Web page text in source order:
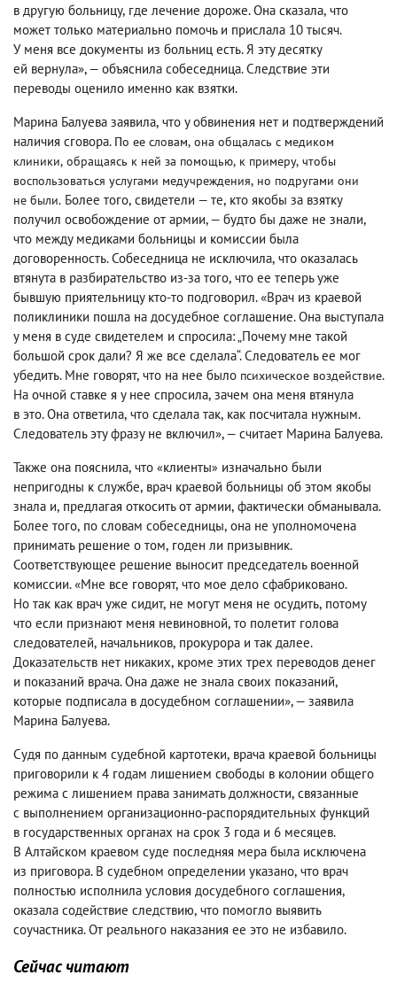
в другую больницу, где лечение дороже. Она сказала, что
может только материально помочь и прислала 10 тысяч.
У меня все документы из больниц есть. Я эту десятку
ей вернула», — объяснила собеседница. Следствие эти
переводы оценило именно как взятки.
Марина Балуева заявила, что у обвинения нет и подтверждений
наличия сговора. По ее словам, она общалась с медиком
клиники, обращаясь к ней за помощью, к примеру, чтобы
воспользоваться услугами медучреждения, но подругами они
не были. Более того, свидетели — те, кто якобы за взятку
получил освобождение от армии, — будто бы даже не знали,
что между медиками больницы и комиссии была
договоренность. Собеседница не исключила, что оказалась
втянута в разбирательство из-за того, что ее теперь уже
бывшую приятельницу кто-то подговорил. «Врач из краевой
поликлиники пошла на досудебное соглашение. Она выступала
у меня в суде свидетелем и спросила: „Почему мне такой
большой срок дали? Я же все сделала“. Следователь ее мог
убедить. Мне говорят, что на нее было психическое воздействие.
На очной ставке я у нее спросила, зачем она меня втянула
в это. Она ответила, что сделала так, как посчитала нужным.
Следователь эту фразу не включил», — считает Марина Балуева.
Также она пояснила, что «клиенты» изначально были
непригодны к службе, врач краевой больницы об этом якобы
знала и, предлагая откосить от армии, фактически обманывала.
Более того, по словам собеседницы, она не уполномочена
принимать решение о том, годен ли призывник.
Соответствующее решение выносит председатель военной
комиссии. «Мне все говорят, что мое дело сфабриковано.
Но так как врач уже сидит, не могут меня не осудить, потому
что если признают меня невиновной, то полетит голова
следователей, начальников, прокурора и так далее.
Доказательств нет никаких, кроме этих трех переводов денег
и показаний врача. Она даже не знала своих показаний,
которые подписала в досудебном соглашении», — заявила
Марина Балуева.
Судя по данным судебной картотеки, врача краевой больницы
приговорили к 4 годам лишением свободы в колонии общего
режима с лишением права занимать должности, связанные
с выполнением организационно-распорядительных функций
в государственных органах на срок 3 года и 6 месяцев.
В Алтайском краевом суде последняя мера была исключена
из приговора. В судебном определении указано, что врач
полностью исполнила условия досудебного соглашения,
оказала содействие следствию, что помогло выявить
соучастника. От реального наказания ее это не избавило.
Сейчас читают